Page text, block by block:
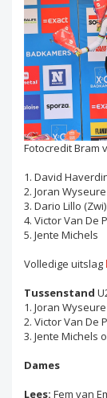
Fotocredit Bram
1. David
2. Joran Wyseure
3. Dario Lillo (Zwi)
4. Victor Van De
5. Jente Michels
Volledige uitslag
Tussenstand
1. Joran Wyseure
2. Victor Van De
3. Jente Michels
Dames
Lees: Fem van